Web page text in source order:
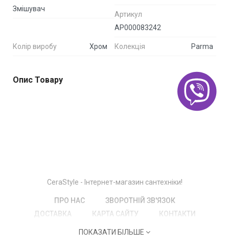
Змішувач
Артикул
АР000083242
Колір виробу Хром Колекція Parma
Опис Товару
CeraStyle - Інтернет-магазин сантехніки!
ПРО НАС
ЗВОРОТНІЙ ЗВ'ЯЗОК
ДОСТАВКА
КАРТА САЙТУ КОНТАКТИ
ПОКАЗАТИ БІЛЬШЕ